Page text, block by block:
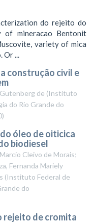
do rejeito do
of mineracao Bentonit
variety of mica
...
construção civil e
de (Instituto
do Rio Grande do
)
óleo de oiticica
biodiesel
Cleivo de Morais;
Fernanda Mariely
(Instituto Federal de
do
rejeito de cromita